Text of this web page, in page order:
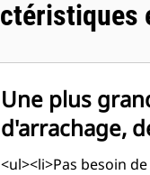
Une plus
d'arrachage,
performances
<ul><li>Pas besoin